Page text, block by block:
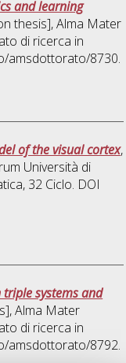
and learning
thesis], Alma Mater
di ricerca in
amsdottorato/8730.
of the visual cortex,
Università di
, 32 Ciclo. DOI
triple systems and
Alma Mater
di ricerca in
amsdottorato/8792.